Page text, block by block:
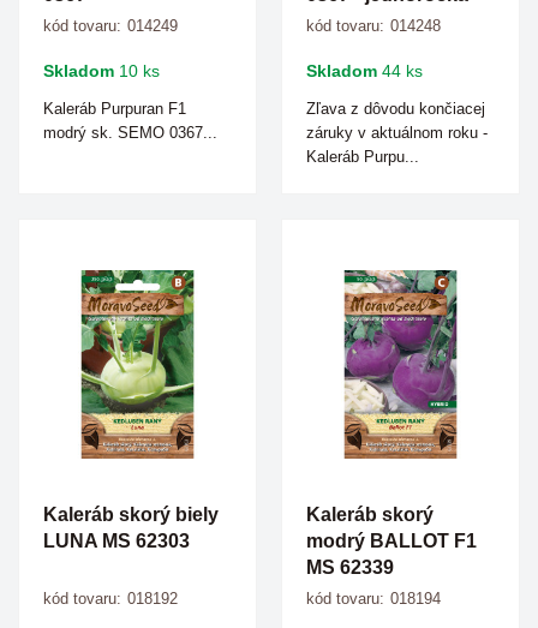
kód tovaru: 014249
Skladom 10 ks
Kaleráb Purpuran F1
modrý sk. SEMO 0367...
kód tovaru: 014248
Skladom 44 ks
Zľava z dôvodu končiacej
záruky v aktuálnom roku -
Kaleráb Purpu...
Kaleráb skorý biely
LUNA MS 62303
kód tovaru: 018192
Kaleráb skorý
modrý BALLOT F1
MS 62339
kód tovaru: 018194